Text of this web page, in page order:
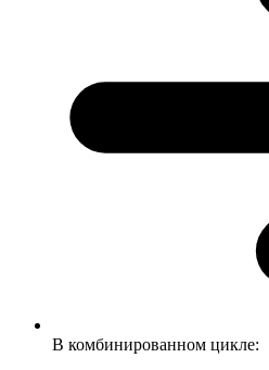
В комбинированном цикле: